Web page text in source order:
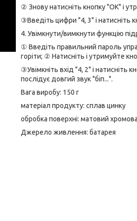
② Знову натисніть кнопку "ОК" і
③Введіть цифри "4, 3" і натисніть
4. Увімкнути/вимкнути функцію
① Введіть правильний пароль
горіти; ② Натисніть і утримуйте
③Увімкніть вхід "4, 2" і натисніть
послідує довгий звук "біп...".
Вага виробу: 150 г
матеріал продукту: сплав цинку
обробка поверхні: матовий
Джерело живлення: батарея